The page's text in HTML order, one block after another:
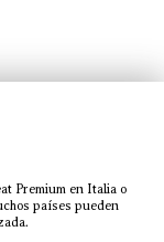
Premium en Italia o
países pueden